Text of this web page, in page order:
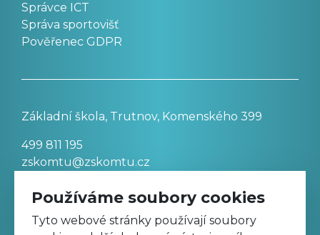
Správce ICT
Správa sportovišť
Pověřenec GDPR
Základní škola, Trutnov, Komenského 399
499 811 195
zskomtu@zskomtu.cz
Prohlášení o přístupnosti stránek
Používáme soubory cookies
Tyto webové stránky používají soubory